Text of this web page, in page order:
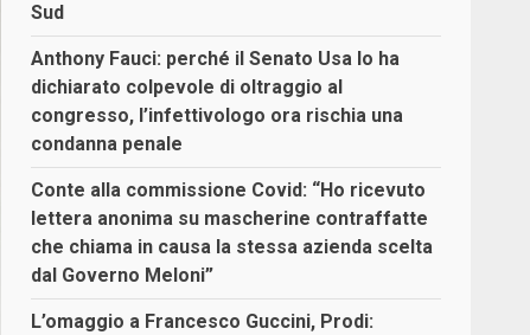
Sud
Anthony Fauci: perché il Senato Usa lo ha
dichiarato colpevole di oltraggio al
congresso, l’infettivologo ora rischia una
condanna penale
Conte alla commissione Covid: “Ho ricevuto
lettera anonima su mascherine contraffatte
che chiama in causa la stessa azienda scelta
dal Governo Meloni”
L’omaggio a Francesco Guccini, Prodi: